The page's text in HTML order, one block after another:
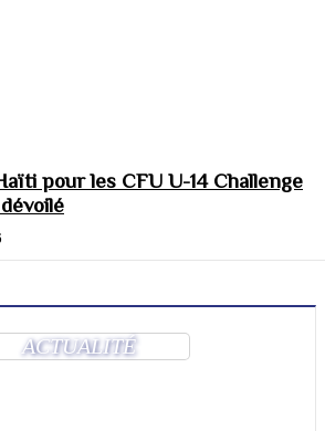
pour les CFU U-14 Challenge
ACTUALITÉ